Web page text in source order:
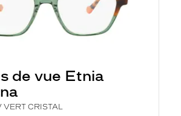
de vue Etnia
VERT CRISTAL